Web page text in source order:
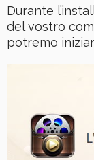
Durante
del vostro
potremo